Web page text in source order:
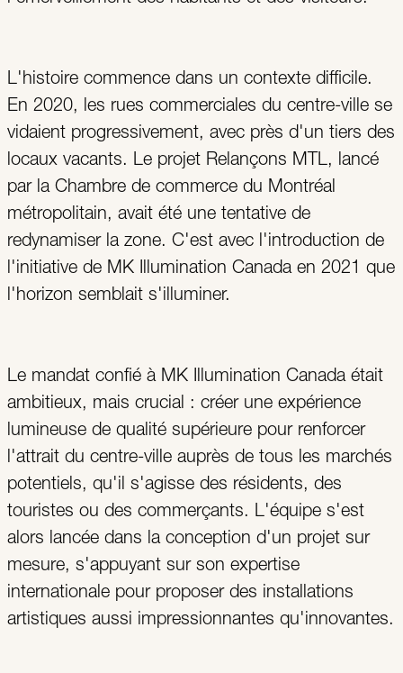
L'histoire commence dans un contexte difficile.
En 2020, les rues commerciales du centre-ville se
vidaient progressivement, avec près d'un tiers des
locaux vacants. Le projet Relançons MTL, lancé
par la Chambre de commerce du Montréal
métropolitain, avait été une tentative de
redynamiser la zone. C'est avec l'introduction de
l'initiative de MK Illumination Canada en 2021 que
l'horizon semblait s'illuminer.
Le mandat confié à MK Illumination Canada était
ambitieux, mais crucial : créer une expérience
lumineuse de qualité supérieure pour renforcer
l'attrait du centre-ville auprès de tous les marchés
potentiels, qu'il s'agisse des résidents, des
touristes ou des commerçants. L'équipe s'est
alors lancée dans la conception d'un projet sur
mesure, s'appuyant sur son expertise
internationale pour proposer des installations
artistiques aussi impressionnantes qu'innovantes.